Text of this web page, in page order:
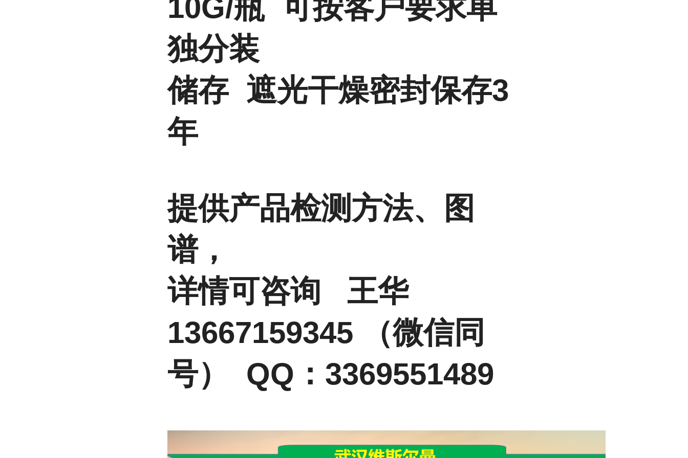
10G/瓶 可按客户要求单
独分装
储存 遮光干燥密封保存3
年
提供产品检测方法、图
谱，
详情可咨询 王华
13667159345 （微信同
号） QQ：3369551489